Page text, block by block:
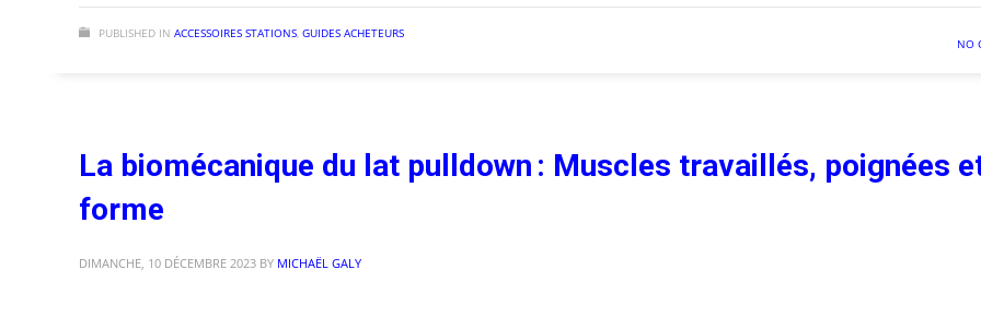
PUBLISHED IN ACCESSOIRES STATIONS, GUIDES ACHETEURS
NO
La biomécanique du lat pulldown : Muscles travaillés, poignées
forme
DIMANCHE, 10 DÉCEMBRE 2023 BY MICHAËL GALY